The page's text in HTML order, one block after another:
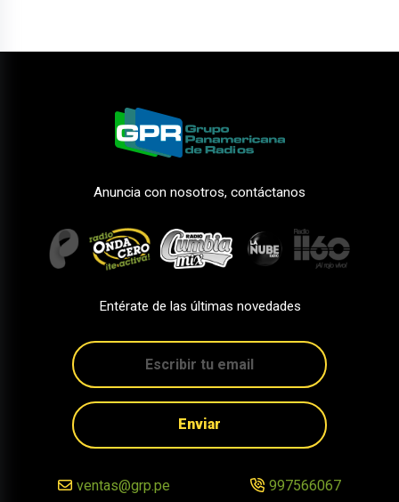
Anuncia con nosotros, contáctanos
Entérate de las últimas novedades
Enviar
ventas@grp.pe 997566067